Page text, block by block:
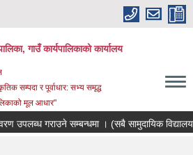
गाउँ कार्यपालिकाको कार्यालय
सम्पदा र पूर्वाधार: सभ्य समृद्ध
मूल आधार"
उपलब्ध गराउने सम्बन्धमा । (सबै सामुदायिक